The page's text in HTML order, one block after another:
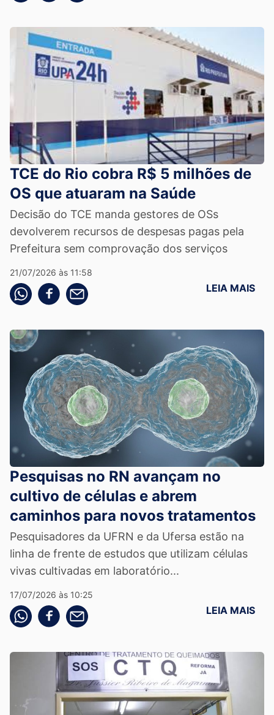
TCE do Rio cobra R$ 5 milhões de
OS que atuaram na Saúde
Decisão do TCE manda gestores de OSs
devolverem recursos de despesas pagas pela
Prefeitura sem comprovação dos serviços
21/07/2026 às 11:58
Compartilhe pelo whatsapp
Compartilhar no facebook
Compartilhe pelo email LEIA MAIS
Pesquisas no RN avançam no
cultivo de células e abrem
caminhos para novos tratamentos
Pesquisadores da UFRN e da Ufersa estão na
linha de frente de estudos que utilizam células
vivas cultivadas em laboratório...
17/07/2026 às 10:25
Compartilhe pelo whatsapp
Compartilhar no facebook
Compartilhe pelo email LEIA MAIS